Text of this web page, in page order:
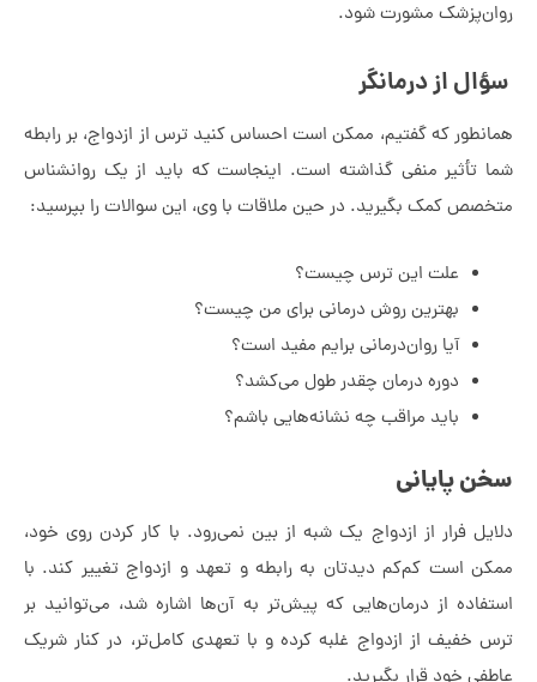
مشورت شود.
از درمانگر
که گفتیم، ممکن است احساس ‌کنید ترس از ازدواج، بر رابطه
منفی گذاشته است. اینجاست که باید از یک روانشناس
کمک بگیرید. در حین ملاقات با وی، این سوالات را بپرسید:
علت این ترس چیست؟
بهترین روش درمانی برای من چیست؟
آیا روان‌درمانی برایم مفید است؟
دوره درمان چقدر طول می‌کشد؟
باید مراقب چه نشانه‌هایی باشم؟
پایانی
فرار از ازدواج یک شبه از بین نمی‌رود. با کار کردن روی خود،
است کم‌کم دیدتان به رابطه و تعهد و ازدواج تغییر کند. با
از درمان‌هایی که پیش‌تر به آن‌ها اشاره شد، می‌توانید بر
از ازدواج غلبه کرده و با تعهدی کامل‌تر، در کنار شریک